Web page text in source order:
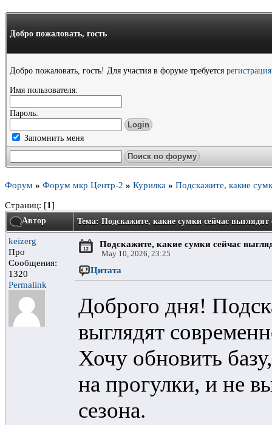
Добро пожаловать, гость
Добро пожаловать, гость! Для участия в форуме требуется
Имя пользователя:
Пароль:
Запомнить меня
Форум » Форум мкр Центр-2 » Курилка » Подскажите, какие
Страниц: [1]
Автор Тема: Подскажите, какие сумки сейчас
keizerg
Про
Сообщения:
1320
Permalink
Подскажите, какие сумки сейчас
May 10, 2026, 23:25
Цитата
Доброго дня!
выглядят
Хочу обновить
на прогулки, и не
сезона.